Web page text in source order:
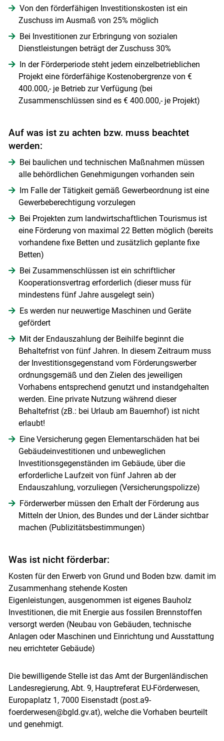
Von den förderfähigen Investitionskosten ist ein
Zuschuss im Ausmaß von 25% möglich
Bei Investitionen zur Erbringung von sozialen
Dienstleistungen beträgt der Zuschuss 30%
In der Förderperiode steht jedem einzelbetrieblichen
Projekt eine förderfähige Kostenobergrenze von €
400.000,- je Betrieb zur Verfügung (bei
Zusammenschlüssen sind es € 400.000,- je Projekt)
Auf was ist zu achten bzw. muss beachtet
werden:
Bei baulichen und technischen Maßnahmen müssen
alle behördlichen Genehmigungen vorhanden sein
Im Falle der Tätigkeit gemäß Gewerbeordnung ist eine
Gewerbeberechtigung vorzulegen
Bei Projekten zum landwirtschaftlichen Tourismus ist
eine Förderung von maximal 22 Betten möglich (bereits
vorhandene fixe Betten und zusätzlich geplante fixe
Betten)
Bei Zusammenschlüssen ist ein schriftlicher
Kooperationsvertrag erforderlich (dieser muss für
mindestens fünf Jahre ausgelegt sein)
Es werden nur neuwertige Maschinen und Geräte
gefördert
Mit der Endauszahlung der Beihilfe beginnt die
Behaltefrist von fünf Jahren. In diesem Zeitraum muss
der Investitionsgegenstand vom Förderungswerber
ordnungsgemäß und den Zielen des jeweiligen
Vorhabens entsprechend genutzt und instandgehalten
werden. Eine private Nutzung während dieser
Behaltefrist (zB.: bei Urlaub am Bauernhof) ist nicht
erlaubt!
Eine Versicherung gegen Elementarschäden hat bei
Gebäudeinvestitionen und unbeweglichen
Investitionsgegenständen im Gebäude, über die
erforderliche Laufzeit von fünf Jahren ab der
Endauszahlung, vorzuliegen (Versicherungspolizze)
Förderwerber müssen den Erhalt der Förderung aus
Mitteln der Union, des Bundes und der Länder sichtbar
machen (Publizitätsbestimmungen)
Was ist nicht förderbar:
Kosten für den Erwerb von Grund und Boden bzw. damit im
Zusammenhang stehende Kosten
Eigenleistungen, ausgenommen ist eigenes Bauholz
Investitionen, die mit Energie aus fossilen Brennstoffen
versorgt werden (Neubau von Gebäuden, technische
Anlagen oder Maschinen und Einrichtung und Ausstattung
neu errichteter Gebäude)
Die bewilligende Stelle ist das Amt der Burgenländischen
Landesregierung, Abt. 9, Hauptreferat EU-Förderwesen,
Europaplatz 1, 7000 Eisenstadt (post.a9-
foerderwesen@bgld.gv.at), welche die Vorhaben beurteilt
und genehmigt.